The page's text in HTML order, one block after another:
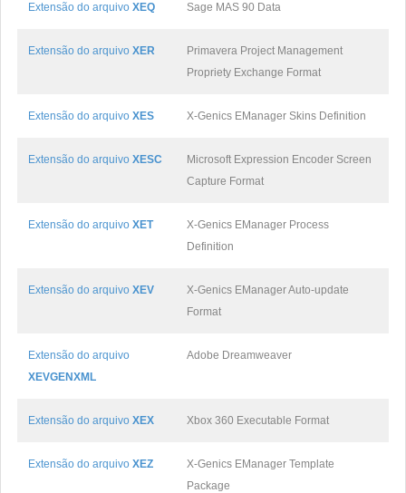
Extensão do arquivo XEQ Sage MAS 90 Data
Extensão do arquivo XER
Primavera Project Management
Propriety Exchange Format
Extensão do arquivo XES X-Genics EManager Skins Definition
Extensão do arquivo XESC
Microsoft Expression Encoder Screen
Capture Format
Extensão do arquivo XET
X-Genics EManager Process
Definition
Extensão do arquivo XEV
X-Genics EManager Auto-update
Format
Extensão do arquivo
XEVGENXML
Adobe Dreamweaver
Extensão do arquivo XEX Xbox 360 Executable Format
Extensão do arquivo XEZ
X-Genics EManager Template
Package